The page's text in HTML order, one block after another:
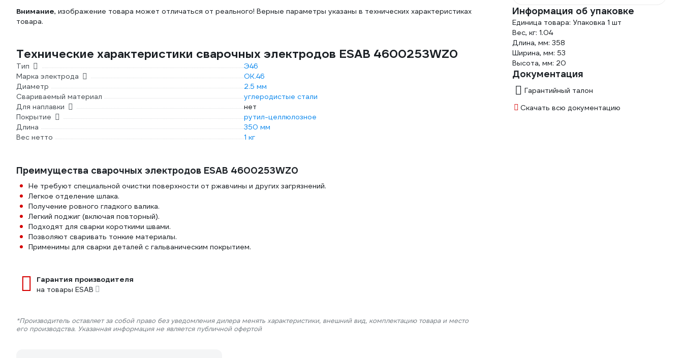
Внимание, изображение товара может отличаться от реального! Верные параметры указаны в технических характеристиках
товара.
Технические характеристики сварочных электродов ESAB 4600253WZ0
Тип
Э46
Марка электрода
ОК.46
Диаметр
2.5 мм
Свариваемый материал
углеродистые стали
Для наплавки
нет
Покрытие
рутил-целлюлозное
Длина
350 мм
Вес нетто
1 кг
Преимущества сварочных электродов ESAB 4600253WZ0
Не требуют специальной очистки поверхности от ржавчины и других загрязнений.
Легкое отделение шлака.
Получение ровного гладкого валика.
Легкий поджиг (включая повторный).
Подходят для сварки короткими швами.
Позволяют сваривать тонкие материалы.
Применимы для сварки деталей с гальваническим покрытием.
Гарантия производителя
на товары ESAB
*Производитель оставляет за собой право без уведомления дилера менять характеристики, внешний вид, комплектацию товара и место
его производства. Указанная информация не является публичной офертой
Информация об упаковке
Единица товара: Упаковка 1 шт
Вес, кг: 1.04
Длина, мм: 358
Ширина, мм: 53
Высота, мм: 20
Документация
Гарантийный талон
Скачать всю документацию